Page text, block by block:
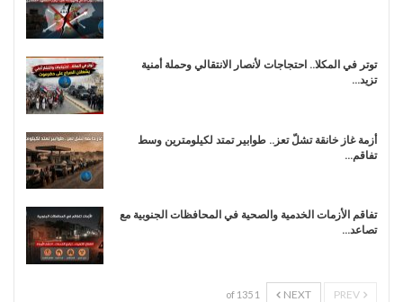
توتر في المكلا.. احتجاجات لأنصار الانتقالي وحملة أمنية
تزيد…
أزمة غاز خانقة تشلّ تعز.. طوابير تمتد لكيلومترين وسط
تفاقم…
تفاقم الأزمات الخدمية والصحية في المحافظات الجنوبية مع
تصاعد…
NEXT
1 of 135